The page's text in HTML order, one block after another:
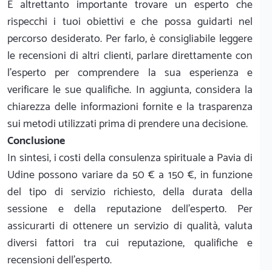
È altrettanto importante trovare un esperto che
rispecchi i tuoi obiettivi e che possa guidarti nel
percorso desiderato. Per farlo, è consigliabile leggere
le recensioni di altri clienti, parlare direttamente con
l’esperto per comprendere la sua esperienza e
verificare le sue qualifiche. In aggiunta, considera la
chiarezza delle informazioni fornite e la trasparenza
sui metodi utilizzati prima di prendere una decisione.
Conclusione
In sintesi, i costi della consulenza spirituale a Pavia di
Udine possono variare da 50 € a 150 €, in funzione
del tipo di servizio richiesto, della durata della
sessione e della reputazione dell’espertо. Per
assicurarti di ottenere un servizio di qualità, valuta
diversi fattori tra cui reputazione, qualifiche e
recensioni dell’espertо.